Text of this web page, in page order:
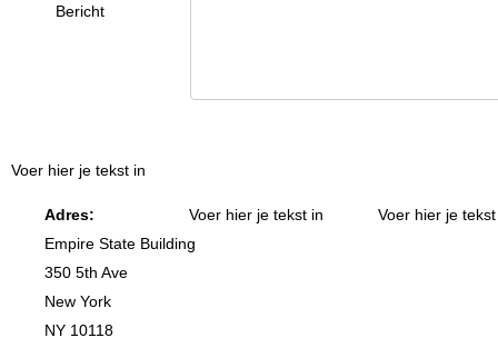
Bericht
Adres:
Empire State Building
350 5th Ave
New York
NY 10118
Voer hier je tekst in
Voer hier je tekst in Voer hier je